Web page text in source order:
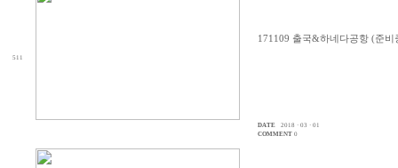
511
171109 출국&하네다공항 (준비
DATE
2018 · 03 · 01
COMMENT 0